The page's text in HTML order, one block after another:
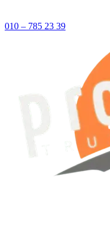
010 – 785 23 39